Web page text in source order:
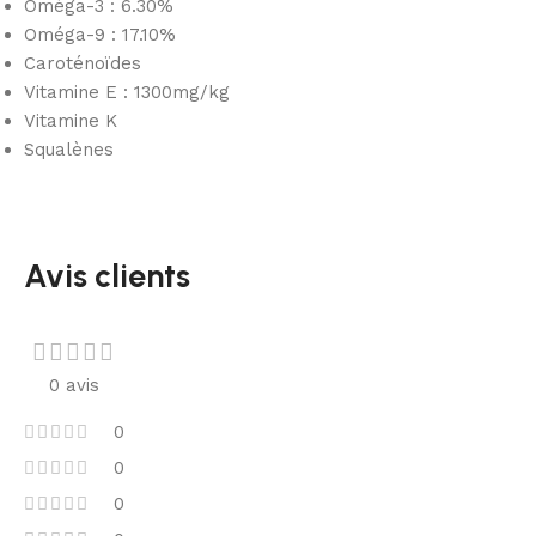
Oméga-3 : 6.30%
Oméga-9 : 17.10%
Caroténoïdes
Vitamine E : 1300mg/kg
Vitamine K
Squalènes
Avis clients
0 avis
0
0
0